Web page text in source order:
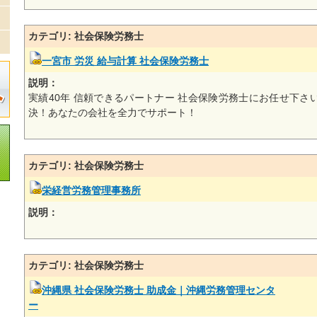
カテゴリ: 社会保険労務士
一宮市 労災 給与計算 社会保険労務士
説明：
実績40年 信頼できるパートナー 社会保険労務士にお任せ下さ
決！あなたの会社を全力でサポート！
カテゴリ: 社会保険労務士
栄経営労務管理事務所
説明：
カテゴリ: 社会保険労務士
沖縄県 社会保険労務士 助成金｜沖縄労務管理センタ
ー